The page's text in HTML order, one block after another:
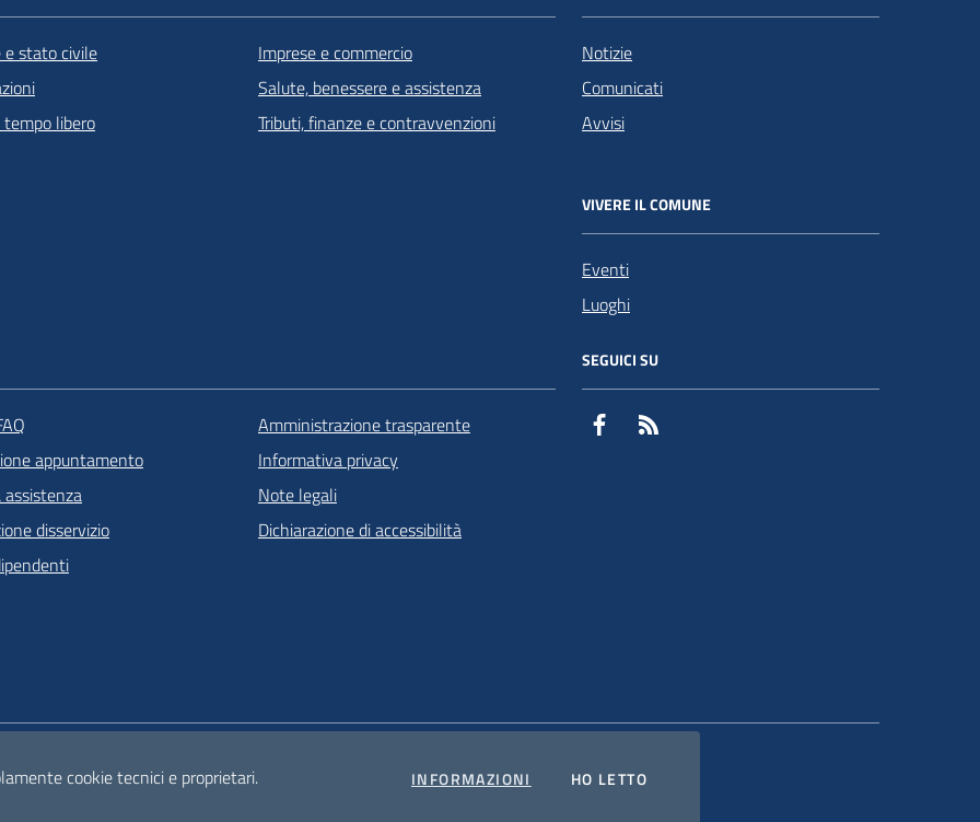
e stato civile
libero
Imprese e commercio
Salute, benessere e assistenza
Tributi, finanze e contravvenzioni
Notizie
Comunicati
Avvisi
VIVERE IL COMUNE
Eventi
Luoghi
appuntamento
assistenza
disservizio
Amministrazione trasparente
Informativa privacy
Note legali
Dichiarazione di accessibilità
SEGUICI SU
Facebook
cookie tecnici e proprietari. INFORMAZIONI COOKIESHO LETTOL'INFORMATIVA